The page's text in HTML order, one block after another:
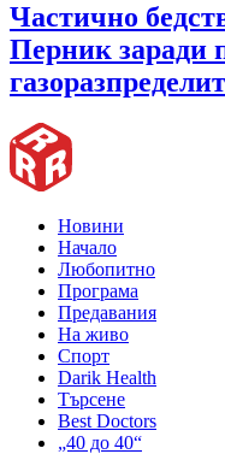
Частично
Перник заради
Новини
Начало
Любопитно
Програма
Предавания
На живо
Спорт
Darik Health
Търсене
Best Doctors
„40 до 40“